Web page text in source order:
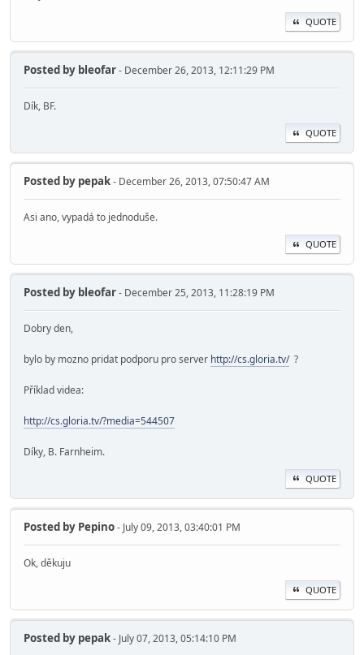
QUOTE
Posted by bleofar- December 26, 2013, 12:11:29 PM
Dík, BF.
QUOTE
Posted by pepak- December 26, 2013, 07:50:47 AM
Asi ano, vypadá to jednoduše.
QUOTE
Posted by bleofar- December 25, 2013, 11:28:19 PM
Dobry den,
bylo by mozno pridat podporu pro server http://cs.gloria.tv/?
Příklad videa:
http://cs.gloria.tv/?media=544507
Díky, B. Farnheim.
QUOTE
Posted by Pepino- July 09, 2013, 03:40:01 PM
Ok, děkuju
QUOTE
Posted by pepak- July 07, 2013, 05:14:10 PM